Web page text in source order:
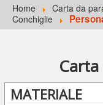
HOME
INFORMAZIONI
Home Carta da
Conchiglie
MATERIALE